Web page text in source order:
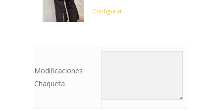
Configurar
Modificaciones
Chaqueta